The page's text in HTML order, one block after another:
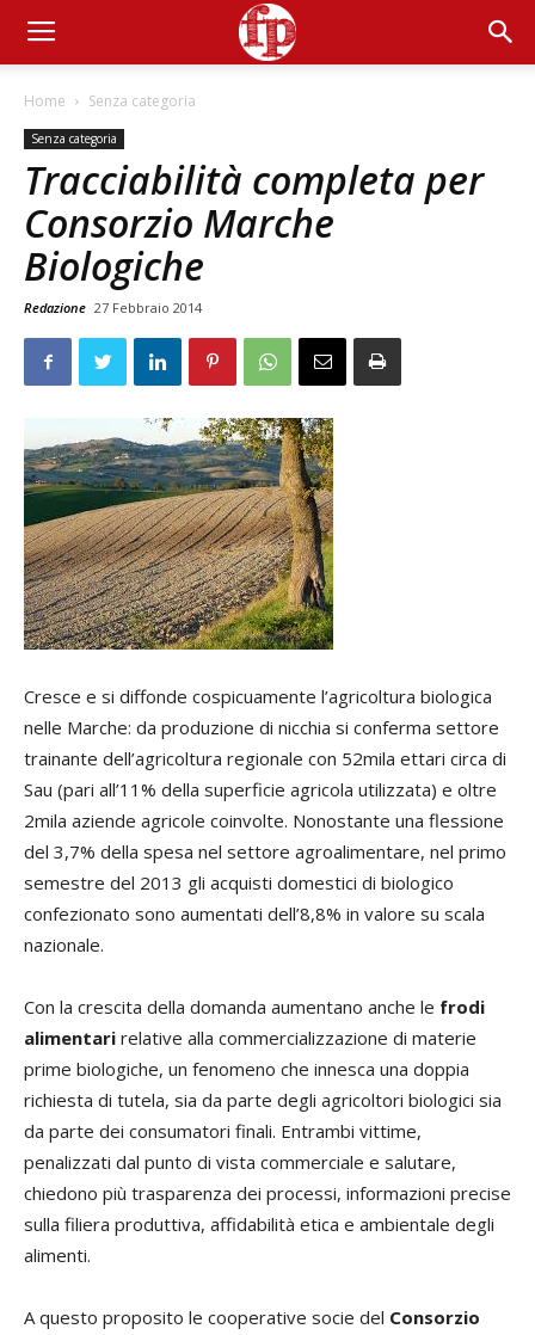
Home Senza categoria
Senza categoria
Tracciabilità completa per
Consorzio Marche
Biologiche
Redazione 27 Febbraio 2014
Cresce e si diffonde cospicuamente l’agricoltura biologica
nelle Marche: da produzione di nicchia si conferma settore
trainante dell’agricoltura regionale con 52mila ettari circa di
Sau (pari all’11% della superficie agricola utilizzata) e oltre
2mila aziende agricole coinvolte. Nonostante una flessione
del 3,7% della spesa nel settore agroalimentare, nel primo
semestre del 2013 gli acquisti domestici di biologico
confezionato sono aumentati dell’8,8% in valore su scala
nazionale.
Con la crescita della domanda aumentano anche le frodi
alimentari relative alla commercializzazione di materie
prime biologiche, un fenomeno che innesca una doppia
richiesta di tutela, sia da parte degli agricoltori biologici sia
da parte dei consumatori finali. Entrambi vittime,
penalizzati dal punto di vista commerciale e salutare,
chiedono più trasparenza dei processi, informazioni precise
sulla filiera produttiva, affidabilità etica e ambientale degli
alimenti.
A questo proposito le cooperative socie del Consorzio